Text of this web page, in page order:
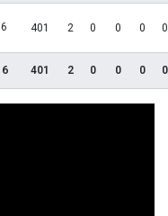
6 401 2 0 0 0 0
6 401 2 0 0 0 0